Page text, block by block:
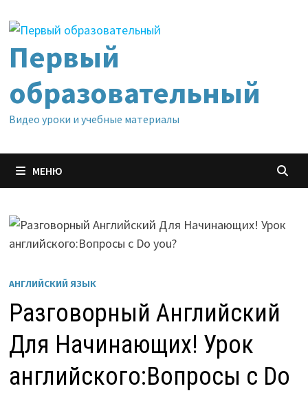
содержимому
Первый
образовательный
Видео уроки и учебные материалы
МЕНЮ
АНГЛИЙСКИЙ ЯЗЫК
Разговорный Английский
Для Начинающих! Урок
английского:Вопросы с Do